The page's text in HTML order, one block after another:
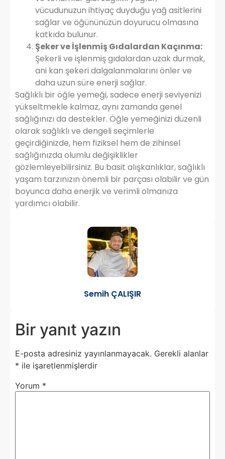
vücudunuzun ihtiyaç duyduğu yağ asitlerini
sağlar ve öğününüzün doyurucu olmasına
katkıda bulunur.
Şeker ve İşlenmiş Gıdalardan Kaçınma:
Şekerli ve işlenmiş gıdalardan uzak durmak,
ani kan şekeri dalgalanmalarını önler ve
daha uzun süre enerji sağlar.
Sağlıklı bir öğle yemeği, sadece enerji seviyenizi
yükseltmekle kalmaz, aynı zamanda genel
sağlığınızı da destekler. Öğle yemeğinizi düzenli
olarak sağlıklı ve dengeli seçimlerle
geçirdiğinizde, hem fiziksel hem de zihinsel
sağlığınızda olumlu değişiklikler
gözlemleyebilirsiniz. Bu basit alışkanlıklar, sağlıklı
yaşam tarzınızın önemli bir parçası olabilir ve gün
boyunca daha enerjik ve verimli olmanıza
yardımcı olabilir.
Semih ÇALIŞIR
Bir yanıt yazın
E-posta adresiniz yayınlanmayacak. Gerekli alanlar
* ile işaretlenmişlerdir
Yorum *